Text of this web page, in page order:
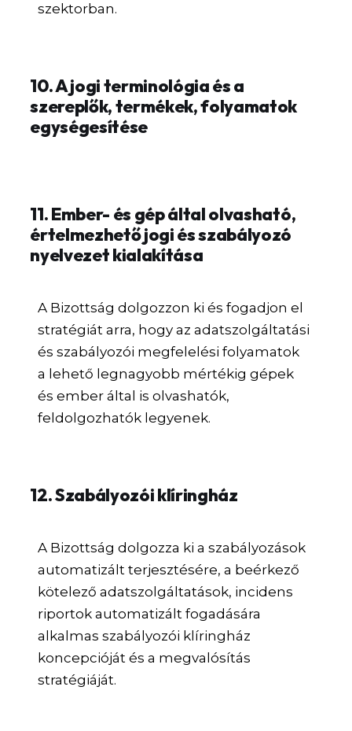
szektorban.
10. A jogi terminológia és a
szereplők, termékek, folyamatok
egységesítése
11. Ember- és gép által olvasható,
értelmezhető jogi és szabályozó
nyelvezet kialakítása
A Bizottság dolgozzon ki és fogadjon el
stratégiát arra, hogy az adatszolgáltatási
és szabályozói megfelelési folyamatok
a lehető legnagyobb mértékig gépek
és ember által is olvashatók,
feldolgozhatók legyenek.
12. Szabályozói klíringház
A Bizottság dolgozza ki a szabályozások
automatizált terjesztésére, a beérkező
kötelező adatszolgáltatások, incidens
riportok automatizált fogadására
alkalmas szabályozói klíringház
koncepcióját és a megvalósítás
stratégiáját.